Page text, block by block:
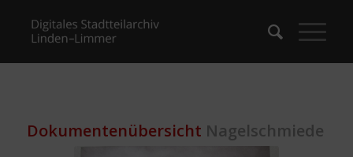
Dokumentenübersicht Nagelschmiede